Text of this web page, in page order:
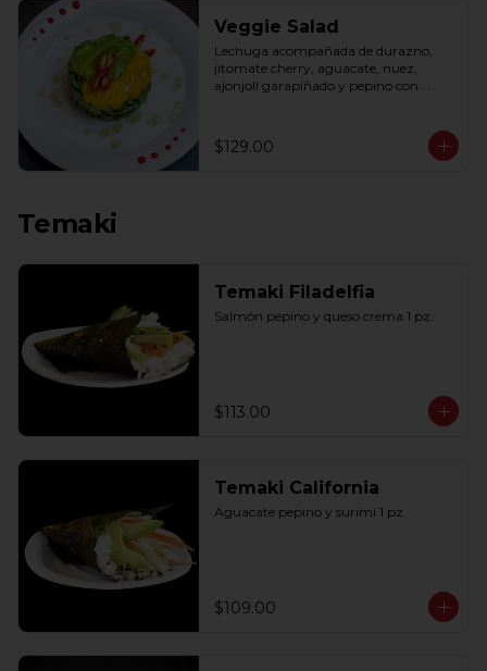
Veggie Salad
Lechuga acompañada de durazno,
jitomate cherry, aguacate, nuez,
ajonjolí garapiñado y pepino con
$129.00
Temaki
Temaki Filadelfia
Salmón pepino y queso crema 1 pz.
$113.00
Temaki California
Aguacate pepino y surimi 1 pz.
$109.00